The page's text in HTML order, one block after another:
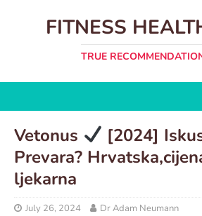
FITNESS
TRUE
Vetonus
[2024]
Prevara?
ljekarna
July 26, 2024 Dr Adam Neumann